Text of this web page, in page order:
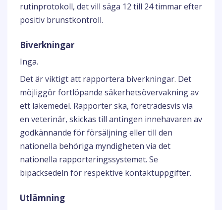
rutinprotokoll, det vill säga 12 till 24 timmar efter
positiv brunstkontroll.
Biverkningar
Inga.
Det är viktigt att rapportera biverkningar. Det
möjliggör fortlöpande säkerhetsövervakning av
ett läkemedel. Rapporter ska, företrädesvis via
en veterinär, skickas till antingen innehavaren av
godkännande för försäljning eller till den
nationella behöriga myndigheten via det
nationella rapporteringssystemet. Se
bipacksedeln för respektive kontaktuppgifter.
Utlämning